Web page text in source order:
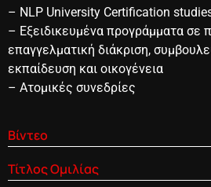
– NLP University Certification
– Εξειδικευμένα προγράμματα σε
επαγγελματική διάκριση,
εκπαίδευση και οικογένεια
– Ατομικές συνεδρίες
Βίντεο
Τίτλος Ομιλίας